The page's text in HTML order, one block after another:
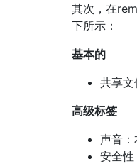
其次，在
下所示：
基本的
共享
高级标签
声音：
安全